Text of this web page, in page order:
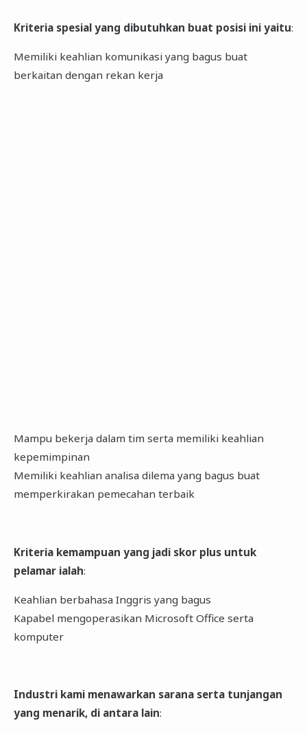
Kriteria spesial yang dibutuhkan buat posisi ini yaitu:
Memiliki keahlian komunikasi yang bagus buat
berkaitan dengan rekan kerja
Mampu bekerja dalam tim serta memiliki keahlian
kepemimpinan
Memiliki keahlian analisa dilema yang bagus buat
memperkirakan pemecahan terbaik
Kriteria kemampuan yang jadi skor plus untuk
pelamar ialah:
Keahlian berbahasa Inggris yang bagus
Kapabel mengoperasikan Microsoft Office serta
komputer
Industri kami menawarkan sarana serta tunjangan
yang menarik, di antara lain: